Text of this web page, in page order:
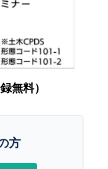
無料）
方